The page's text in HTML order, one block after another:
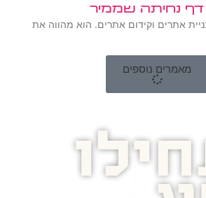
אתרים וקידום אתרים. הוא מהווה את
מאמרים נוספים